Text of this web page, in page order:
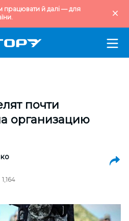
працювати й далі — для
почти
организацию
1,164